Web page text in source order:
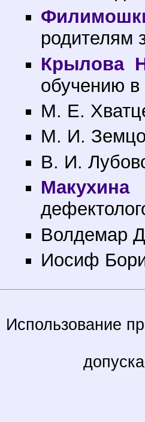
родителям
Крылова
обучению
М. Е.
М. И.
В. И.
Макухина
Волдемар
Иосиф
Использование